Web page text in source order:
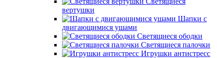
вертушки
Шапки с
двигающимися ушами
Светящиеся ободки
Светящиеся палочки
Игрушки антистресс